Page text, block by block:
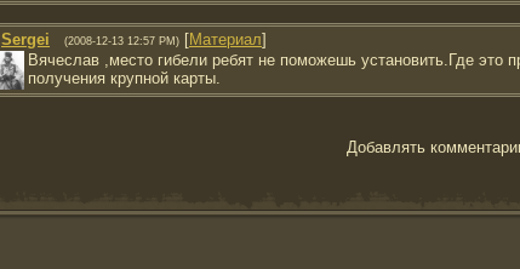
Sergei (2008-12-13 12:57 PM) [Материал]
Вячеслав ,место гибели ребят не поможешь установить.Где это
получения крупной карты.
Добавлять